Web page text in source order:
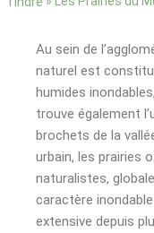
Au sein de
naturel est
humides
trouve également
brochets de la
urbain, les prairies
naturalistes,
caractère
extensive depuis